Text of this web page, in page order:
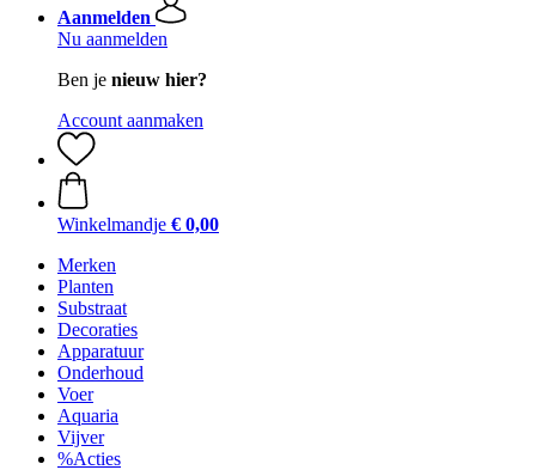
Aanmelden
Nu aanmelden
Ben je nieuw hier?
Account aanmaken
Winkelmandje € 0,00
Merken
Planten
Substraat
Decoraties
Apparatuur
Onderhoud
Voer
Aquaria
Vijver
%Acties